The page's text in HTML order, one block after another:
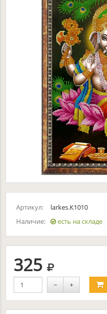
Артикул:
larkes.К1010
Наличие:
есть на складе
325 руб.
− +